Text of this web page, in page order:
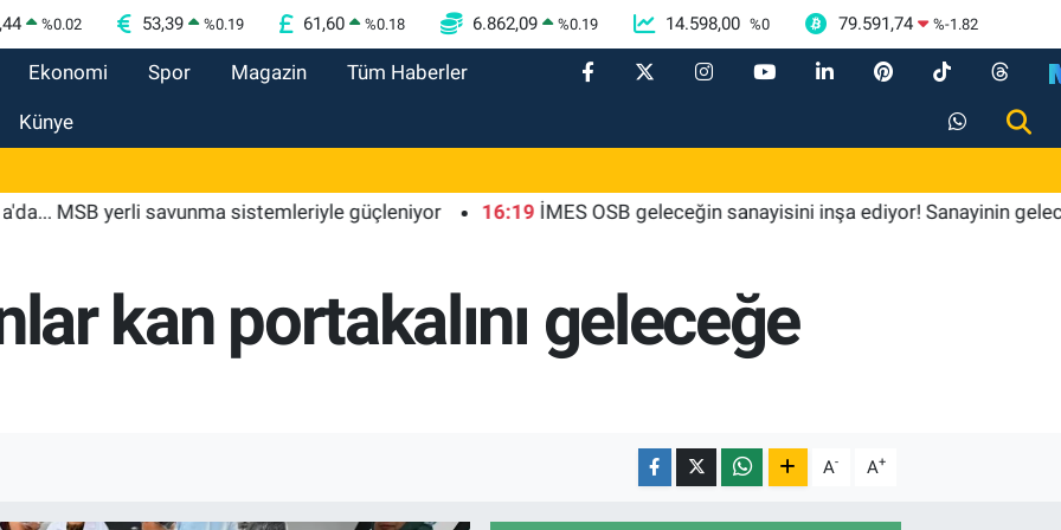
%0.02 53,39 %0.19 61,60 %0.18 6.862,09 %0.19 14.598,00 %0 79.591,74 %-1.82
Ekonomi Spor Magazin Tüm Haberler
Künye
yerli savunma sistemleriyle güçleniyor 16:19 İMES OSB geleceğin sanayisini inşa ediyor! Sanayinin geleceği
kan portakalını geleceğe
A- A+